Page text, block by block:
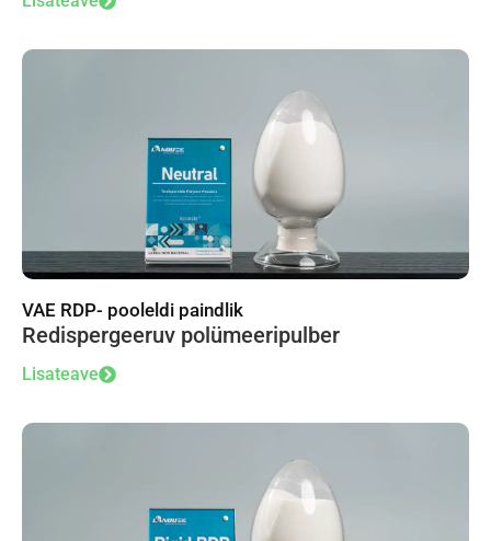
VAE RDP- pooleldi paindlik
Redispergeeruv polümeeripulber
Lisateave